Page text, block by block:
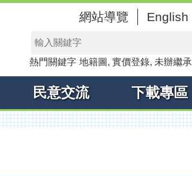
網站導覽 English
熱門關鍵字 地籍圖 實價登錄 未辦繼承
民意交流 下載專區